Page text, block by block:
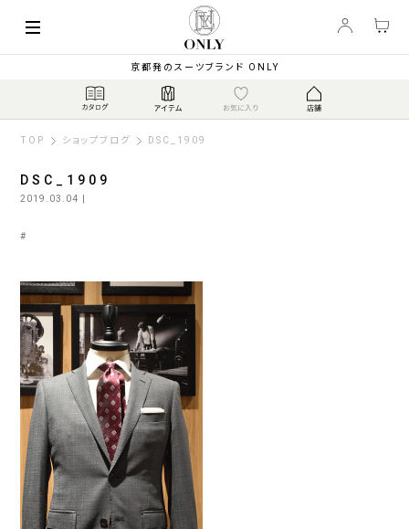
京都発のスーツブランド ONLY
TOP ショップブログ DSC_1909
DSC_1909
2019.03.04 |
#